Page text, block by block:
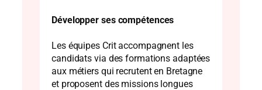
Développer ses compétences
Les équipes Crit accompagnent les
candidats via des formations adaptées
aux métiers qui recrutent en Bretagne
et proposent des missions longues